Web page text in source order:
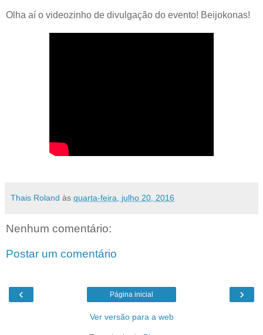
Olha aí o videozinho de divulgação do evento! Beijokonas!
Thais Roland às quarta-feira, julho 20, 2016
Nenhum comentário:
Postar um comentário
‹ ›
Página inicial
Ver versão para a web